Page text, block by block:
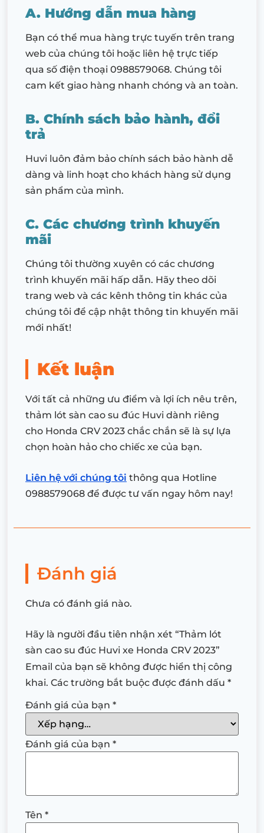
A. Hướng dẫn mua hàng
Bạn có thể mua hàng trực tuyến trên trang
web của chúng tôi hoặc liên hệ trực tiếp
qua số điện thoại 0988579068. Chúng tôi
cam kết giao hàng nhanh chóng và an toàn.
B. Chính sách bảo hành, đổi
trả
Huvi luôn đảm bảo chính sách bảo hành dễ
dàng và linh hoạt cho khách hàng sử dụng
sản phẩm của mình.
C. Các chương trình khuyến
mãi
Chúng tôi thường xuyên có các chương
trình khuyến mãi hấp dẫn. Hãy theo dõi
trang web và các kênh thông tin khác của
chúng tôi để cập nhật thông tin khuyến mãi
mới nhất!
Kết luận
Với tất cả những ưu điểm và lợi ích nêu trên,
thảm lót sàn cao su đúc Huvi dành riêng
cho Honda CRV 2023 chắc chắn sẽ là sự lựa
chọn hoàn hảo cho chiếc xe của bạn.
Liên hệ với chúng tôi thông qua Hotline
0988579068 để được tư vấn ngay hôm nay!
Đánh giá
Chưa có đánh giá nào.
Hãy là người đầu tiên nhận xét “Thảm lót
sàn cao su đúc Huvi xe Honda CRV 2023”
Email của bạn sẽ không được hiển thị công
khai. Các trường bắt buộc được đánh dấu *
Đánh giá của bạn *
Đánh giá của bạn *
Tên *